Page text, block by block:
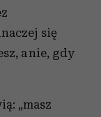
się
a nie, gdy
„masz